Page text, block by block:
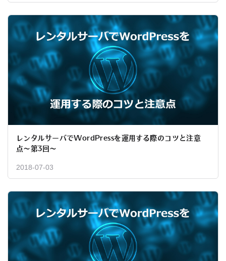
レンタルサーバでWordPressを運用する際のコツと注意
点〜第3回〜
2018-07-03